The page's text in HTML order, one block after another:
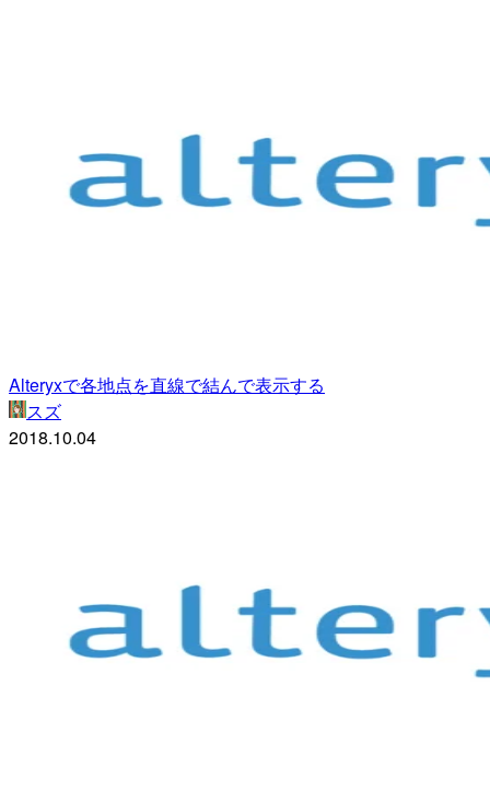
Alteryxで各地点を直線で結んで表示する
スズ
2018.10.04